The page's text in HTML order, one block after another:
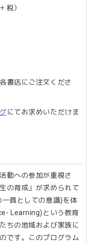
税）
書店にご注文くださ
にてお求めいただけま
動への参加が重視さ
の育成」が求められて
員としての意識)を体
Learning)という教育
ちの地域および家族に
です。このプログラム